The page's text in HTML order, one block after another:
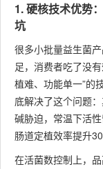
1. 硬核技术优势
坑
很多小批量益生菌
足，消费者吃了没
植难、功能单一”的
底解决了这个问题
碱胁迫，常温下活
肠道定植效率提升
在活菌数控制上，